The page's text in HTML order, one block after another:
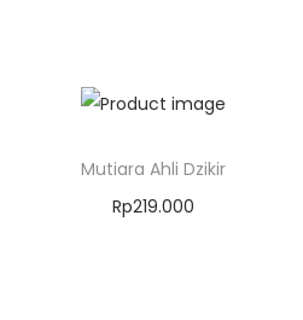
Mutiara Ahli Dzikir
Rp219.000